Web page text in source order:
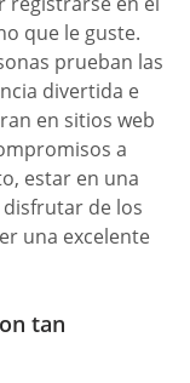
que le guste.
prueban las
divertida e
en sitios web
a
estar en una
de los
una excelente
tan